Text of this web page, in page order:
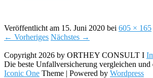
Veröffentlicht am 15. Juni 2020 bei 605 × 165
← Vorheriges Nächstes →
Copyright 2026 by ORTHEY CONSULT I
Die beste Unfallversicherung vergleichen und
Iconic One Theme | Powered by Wordpress